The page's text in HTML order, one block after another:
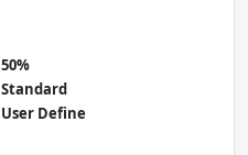
50%
Standard
User Define